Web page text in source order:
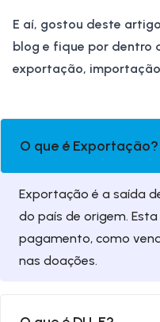
E aí, gostou deste
blog e fique por dentro
exportação,
O que é Exportação?
Exportação é a saída
do país de origem.
pagamento, como
nas doações.